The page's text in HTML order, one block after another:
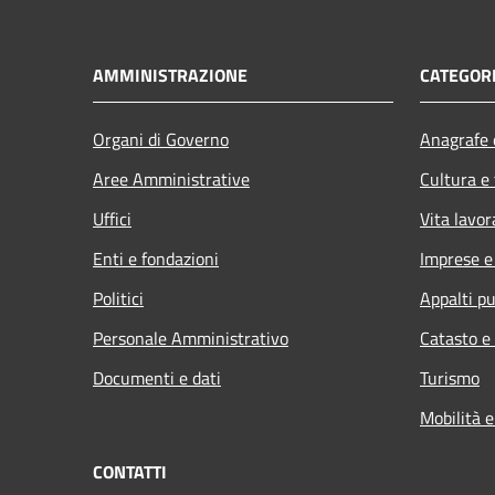
AMMINISTRAZIONE
Organi di Governo
Aree Amministrative
Uffici
Enti e fondazioni
Politici
Personale Amministrativo
Documenti e dati
Cultura
Vita
Imprese
Appalti
Catasto
Turismo
Mobilità
CONTATTI